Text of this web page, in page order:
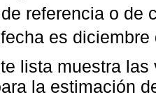
referencia o de
es diciembre
lista muestra
la estimación